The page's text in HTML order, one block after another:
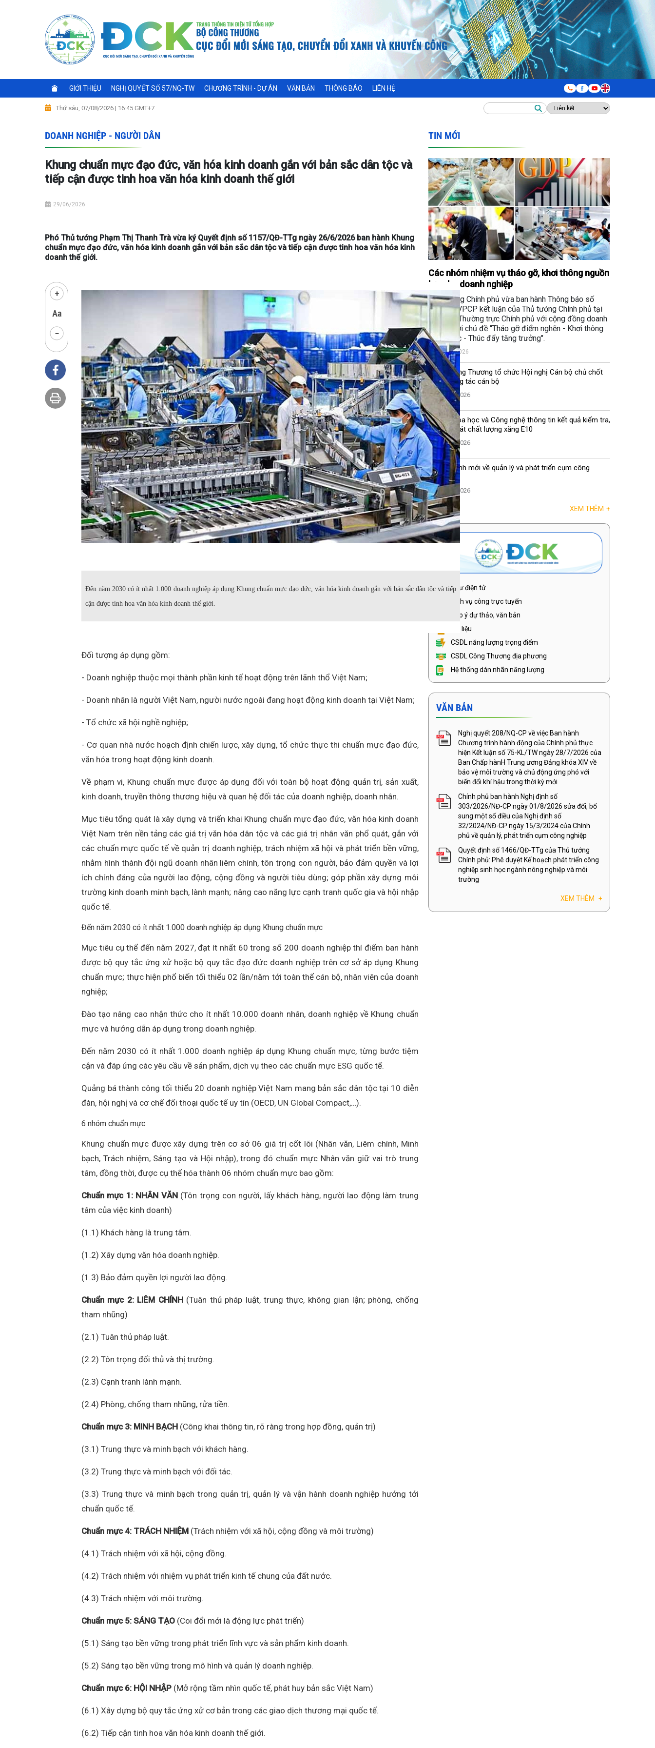
GIỚI THIỆU NGHỊ QUYẾT SỐ 57/NQ-TW CHƯƠNG TRÌNH - DỰ ÁN VĂN BẢN THÔNG BÁO LIÊN HỆ
Thứ sáu, 07/08/2026 | 16:45 GMT+7
DOANH NGHIỆP - NGƯỜI DÂN
Khung chuẩn mực đạo đức, văn hóa kinh doanh gắn với bản sắc dân tộc và
tiếp cận được tinh hoa văn hóa kinh doanh thế giới
29/06/2026
Phó Thủ tướng Phạm Thị Thanh Trà vừa ký Quyết định số 1157/QĐ-TTg ngày 26/6/2026 ban hành Khung
chuẩn mực đạo đức, văn hóa kinh doanh gắn với bản sắc dân tộc và tiếp cận được tinh hoa văn hóa kinh
doanh thế giới.
Đến năm 2030 có ít nhất 1.000 doanh nghiệp áp dụng Khung chuẩn mực đạo đức, văn hóa kinh doanh gắn với bản sắc dân tộc và tiếp
cận được tinh hoa văn hóa kinh doanh thế giới.
Đối tượng áp dụng gồm:
- Doanh nghiệp thuộc mọi thành phần kinh tế hoạt động trên lãnh thổ Việt Nam;
- Doanh nhân là người Việt Nam, người nước ngoài đang hoạt động kinh doanh tại Việt Nam;
- Tổ chức xã hội nghề nghiệp;
- Cơ quan nhà nước hoạch định chiến lược, xây dựng, tổ chức thực thi chuẩn mực đạo đức,
văn hóa trong hoạt động kinh doanh.
Về phạm vi, Khung chuẩn mực được áp dụng đối với toàn bộ hoạt động quản trị, sản xuất,
kinh doanh, truyền thông thương hiệu và quan hệ đối tác của doanh nghiệp, doanh nhân.
Mục tiêu tổng quát là xây dựng và triển khai Khung chuẩn mực đạo đức, văn hóa kinh doanh
Việt Nam trên nền tảng các giá trị văn hóa dân tộc và các giá trị nhân văn phổ quát, gắn với
các chuẩn mực quốc tế về quản trị doanh nghiệp, trách nhiệm xã hội và phát triển bền vững,
nhằm hình thành đội ngũ doanh nhân liêm chính, tôn trọng con người, bảo đảm quyền và lợi
ích chính đáng của người lao động, cộng đồng và người tiêu dùng; góp phần xây dựng môi
trường kinh doanh minh bạch, lành mạnh; nâng cao năng lực cạnh tranh quốc gia và hội nhập
quốc tế.
Đến năm 2030 có ít nhất 1.000 doanh nghiệp áp dụng Khung chuẩn mực
Mục tiêu cụ thể đến năm 2027, đạt ít nhất 60 trong số 200 doanh nghiệp thí điểm ban hành
được bộ quy tắc ứng xử hoặc bộ quy tắc đạo đức doanh nghiệp trên cơ sở áp dụng Khung
chuẩn mực; thực hiện phổ biến tối thiểu 02 lần/năm tới toàn thể cán bộ, nhân viên của doanh
nghiệp;
Đào tạo nâng cao nhận thức cho ít nhất 10.000 doanh nhân, doanh nghiệp về Khung chuẩn
mực và hướng dẫn áp dụng trong doanh nghiệp.
Đến năm 2030 có ít nhất 1.000 doanh nghiệp áp dụng Khung chuẩn mực, từng bước tiệm
cận và đáp ứng các yêu cầu về sản phẩm, dịch vụ theo các chuẩn mực ESG quốc tế.
Quảng bá thành công tối thiểu 20 doanh nghiệp Việt Nam mang bản sắc dân tộc tại 10 diễn
đàn, hội nghị và cơ chế đối thoại quốc tế uy tín (OECD, UN Global Compact,…).
6 nhóm chuẩn mực
Khung chuẩn mực được xây dựng trên cơ sở 06 giá trị cốt lõi (Nhân văn, Liêm chính, Minh
bạch, Trách nhiệm, Sáng tạo và Hội nhập), trong đó chuẩn mực Nhân văn giữ vai trò trung
tâm, đồng thời, được cụ thể hóa thành 06 nhóm chuẩn mực bao gồm:
Chuẩn mực 1: NHÂN VĂN(Tôn trọng con người, lấy khách hàng, người lao động làm trung
tâm của việc kinh doanh)
(1.1) Khách hàng là trung tâm.
(1.2) Xây dựng văn hóa doanh nghiệp.
(1.3) Bảo đảm quyền lợi người lao động.
Chuẩn mực 2: LIÊM CHÍNH (Tuân thủ pháp luật, trung thực, không gian lận; phòng, chống
tham nhũng)
(2.1) Tuân thủ pháp luật.
(2.2) Tôn trọng đối thủ và thị trường.
(2.3) Cạnh tranh lành mạnh.
(2.4) Phòng, chống tham nhũng, rửa tiền.
Chuẩn mực 3: MINH BẠCH (Công khai thông tin, rõ ràng trong hợp đồng, quản trị)
(3.1) Trung thực và minh bạch với khách hàng.
(3.2) Trung thực và minh bạch với đối tác.
(3.3) Trung thực và minh bạch trong quản trị, quản lý và vận hành doanh nghiệp hướng tới
chuẩn quốc tế.
Chuẩn mực 4: TRÁCH NHIỆM (Trách nhiệm với xã hội, cộng đồng và môi trường)
(4.1) Trách nhiệm với xã hội, cộng đồng.
(4.2) Trách nhiệm với nhiệm vụ phát triển kinh tế chung của đất nước.
(4.3) Trách nhiệm với môi trường.
Chuẩn mực 5: SÁNG TẠO (Coi đổi mới là động lực phát triển)
(5.1) Sáng tạo bền vững trong phát triển lĩnh vực và sản phẩm kinh doanh.
(5.2) Sáng tạo bền vững trong mô hình và quản lý doanh nghiệp.
Chuẩn mực 6: HỘI NHẬP (Mở rộng tầm nhìn quốc tế, phát huy bản sắc Việt Nam)
(6.1) Xây dựng bộ quy tắc ứng xử cơ bản trong các giao dịch thương mại quốc tế.
(6.2) Tiếp cận tinh hoa văn hóa kinh doanh thế giới.
TIN MỚI
Các nhóm nhiệm vụ tháo gỡ, khơi thông nguồn
lực cho doanh nghiệp
Văn phòng Chính phủ vừa ban hành Thông báo số
394/TB-VPCP kết luận của Thủ tướng Chính phủ tại
Hội nghị Thường trực Chính phủ với cộng đồng doanh
nghiệp với chủ đề "Tháo gỡ điểm nghẽn - Khơi thông
nguồn lực - Thúc đẩy tăng trưởng".
07/08/2026
Bộ Công Thương tổ chức Hội nghị Cán bộ chủ chốt
về công tác cán bộ
07/08/2026
Bộ Khoa học và Công nghệ thông tin kết quả kiểm tra,
giám sát chất lượng xăng E10
04/08/2026
Quy định mới về quản lý và phát triển cụm công
nghiệp
04/08/2026
XEM THÊM +
Thư điện tử
Dịch vụ công trực tuyến
Góp ý dự thảo, văn bản
Tài liệu
CSDL năng lượng trọng điểm
CSDL Công Thương địa phương
Hệ thống dán nhãn năng lượng
VĂN BẢN
Nghị quyết 208/NQ-CP về việc Ban hành
Chương trình hành động của Chính phủ thực
hiện Kết luận số 75-KL/TW ngày 28/7/2026 của
Ban Chấp hànH Trung ương Đảng khóa XIV về
bảo vệ môi trường và chủ động ứng phó với
biến đổi khí hậu trong thời kỳ mới
Chính phủ ban hành Nghị định số
303/2026/NĐ-CP ngày 01/8/2026 sửa đổi, bổ
sung một số điều của Nghị định số
32/2024/NĐ-CP ngày 15/3/2024 của Chính
phủ về quản lý, phát triển cụm công nghiệp
Quyết định số 1466/QĐ-TTg của Thủ tướng
Chính phủ: Phê duyệt Kế hoạch phát triển công
nghiệp sinh học ngành nông nghiệp và môi
trường
XEM THÊM +